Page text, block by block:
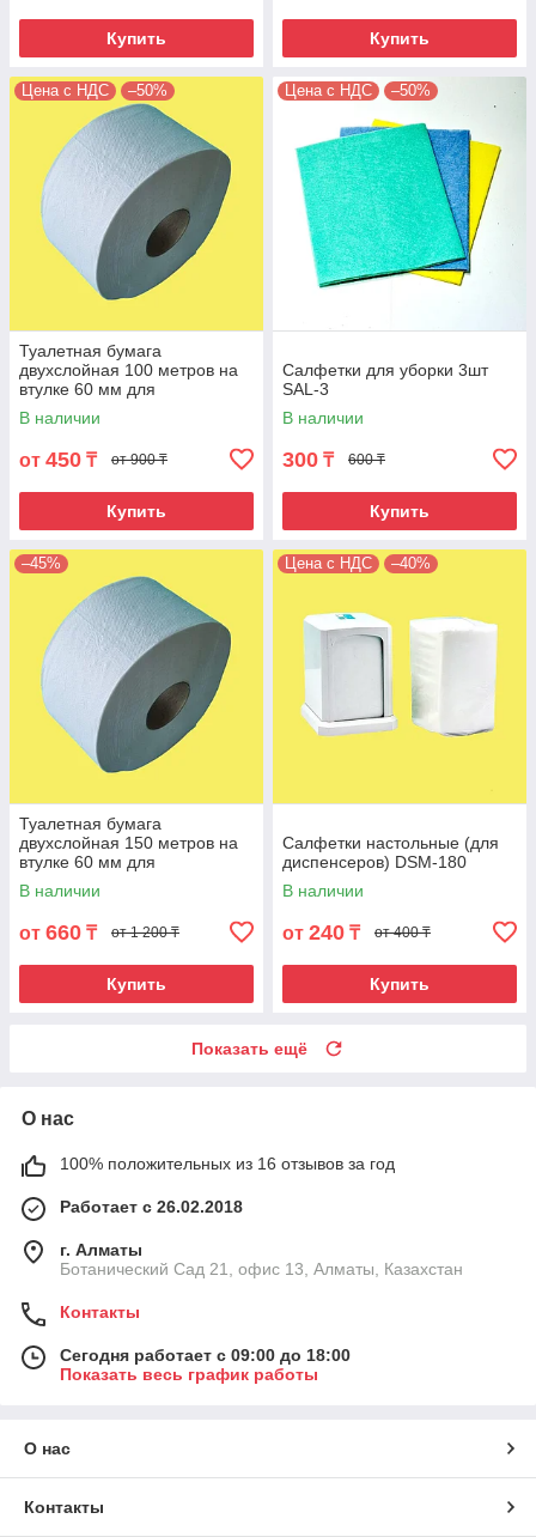
Купить Купить
Цена с НДС –50%
Туалетная бумага
двухслойная 100 метров на
втулке 60 мм для
диспенсеров Джамбо. BMJ-
100
В наличии
от 450 ₸ от 900 ₸
Купить
Цена с НДС –50%
Салфетки для уборки 3шт
SAL-3
В наличии
300 ₸ 600 ₸
Купить
–45%
Туалетная бумага
двухслойная 150 метров на
втулке 60 мм для
диспенсеров Джамбо. BMJ-
150
В наличии
от 660 ₸ от 1 200 ₸
Купить
Цена с НДС –40%
Салфетки настольные (для
диспенсеров) DSM-180
В наличии
от 240 ₸ от 400 ₸
Купить
Показать ещё
О нас
100% положительных из 16 отзывов за год
Работает с 26.02.2018
г. Алматы
Ботанический Сад 21, офис 13, Алматы, Казахстан
Контакты
Сегодня работает с 09:00 до 18:00
Показать весь график работы
О нас
Контакты